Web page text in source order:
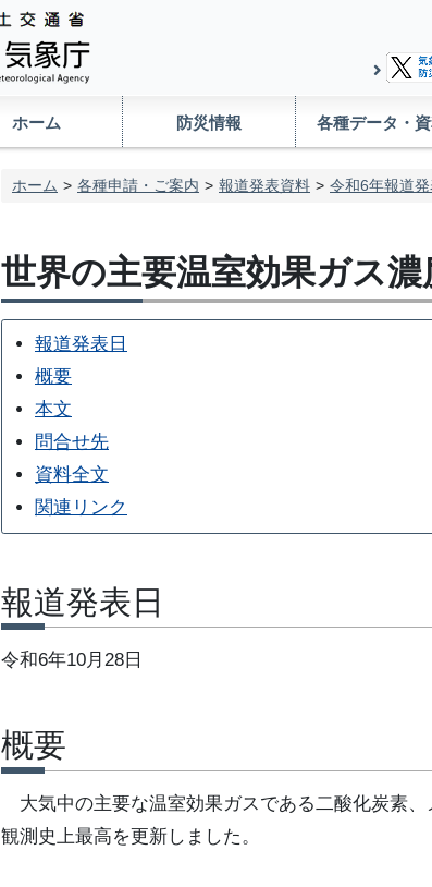
ホーム 防災情報 各種データ・
ホーム 各種申請・ご案内 報道発表資料 令和6年報道
世界の主要温室効果ガス
報道発表日
概要
本文
問合せ先
資料全文
関連リンク
報道発表日
令和6年10月28日
概要
大気中の主要な温室効果ガスである二酸化炭素
観測史上最高を更新しました。